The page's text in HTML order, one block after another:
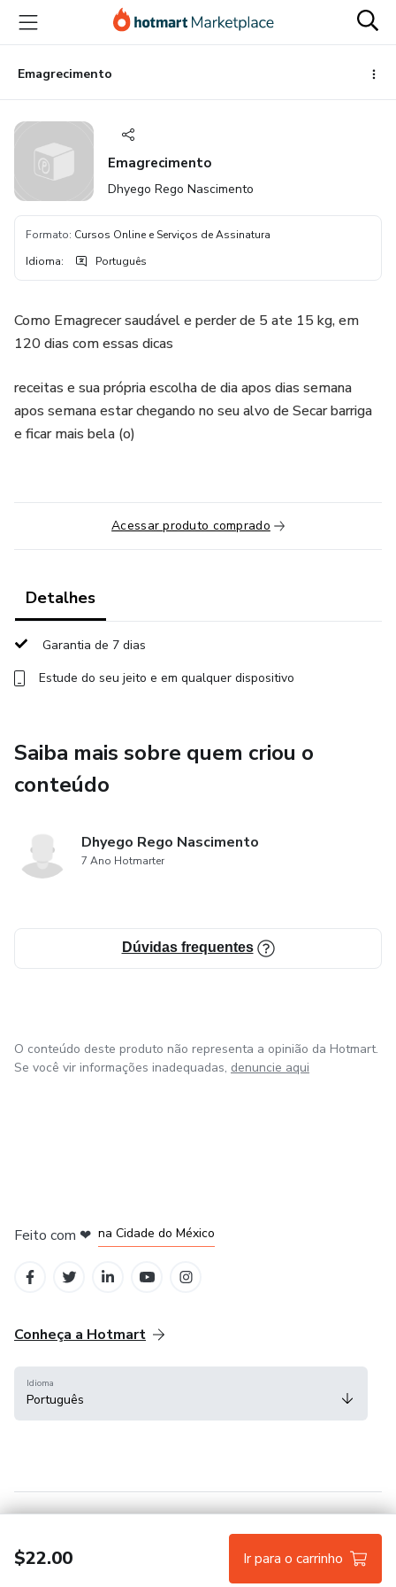
para
conteúdo
principal
para
pagamento
para
rodapéEmagrecimento
Emagrecimento
Dhyego Rego Nascimento
Formato: Cursos Online e Serviços de Assinatura
Idioma: Português
Como Emagrecer saudável e perder de 5 ate 15 kg, em
120 dias com essas dicas
receitas e sua própria escolha de dia apos dias semana
apos semana estar chegando no seu alvo de Secar barriga
e ficar mais bela (o)
Acessar produto comprado
Detalhes
Garantia de 7 dias
Estude do seu jeito e em qualquer dispositivo
Saiba mais sobre quem criou o
conteúdo
Dhyego Rego Nascimento
7 Ano Hotmarter
Dúvidas frequentes
$22.00 Ir para o carrinho
O conteúdo deste produto não representa a opinião da Hotmart.
Se você vir informações inadequadas, denuncie aqui
Feito com ❤ na Cidade do México
Conheça a Hotmart
Idioma
Português
Hotmart — 2011-2026 © Todos os direitos reservados.